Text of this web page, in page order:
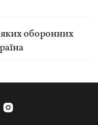
оборонних